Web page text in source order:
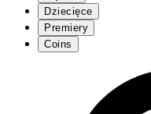
Dziecięce
Premiery
Coins